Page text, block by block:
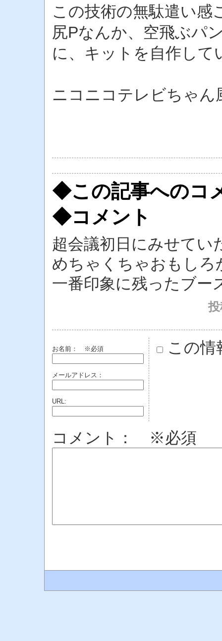
この技術の無駄遣い感
尻Pなんか、空飛ぶパ
に、キットを自作して
ニコニコテレビちゃ
◆この記事へのコ
◆コメント
超会議初日にみせてい
めちゃくちゃおもしろ
一番印象に残ったブー
お名前： ※必須
メールアドレス：
URL:
この情
コメント： ※必須